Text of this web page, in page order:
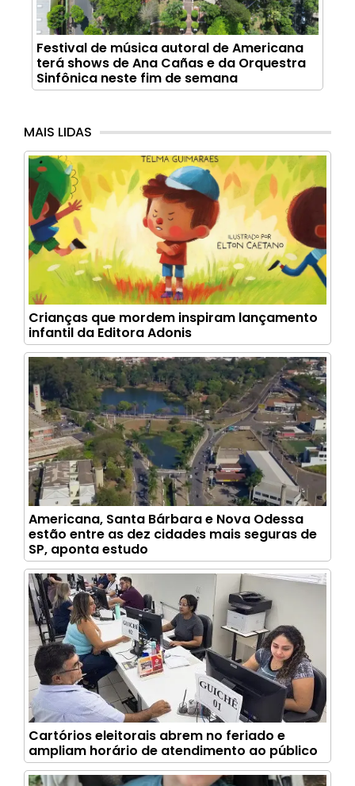
Festival de música autoral de Americana
terá shows de Ana Cañas e da Orquestra
Sinfônica neste fim de semana
MAIS LIDAS
Crianças que mordem inspiram lançamento
infantil da Editora Adonis
Americana, Santa Bárbara e Nova Odessa
estão entre as dez cidades mais seguras de
SP, aponta estudo
Cartórios eleitorais abrem no feriado e
ampliam horário de atendimento ao público